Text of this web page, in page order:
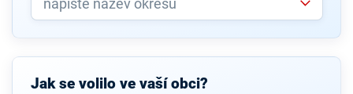
Jak se volilo ve vaší obci?